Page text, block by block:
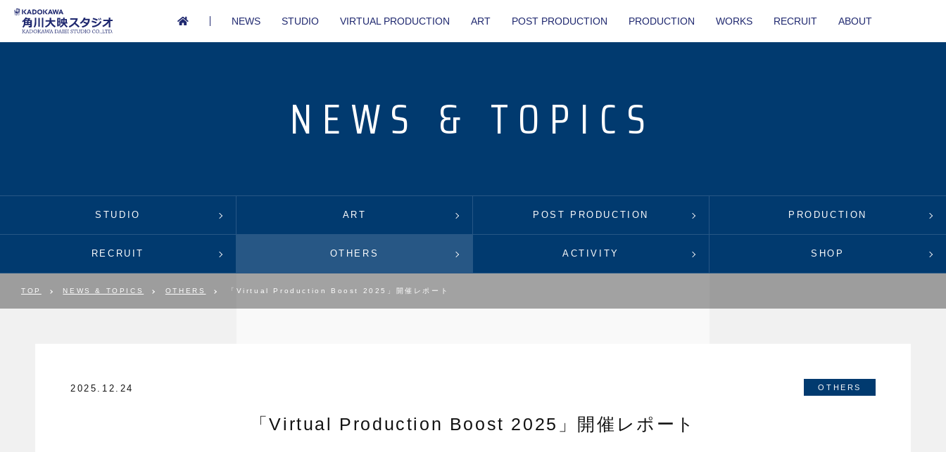
NEWS STUDIO VIRTUAL PRODUCTION ART POST PRODUCTION PRODUCTION WORKS RECRUIT ABOUT
NEWS & TOPICS
STUDIO ART POST PRODUCTION PRODUCTION
RECRUIT OTHERS ACTIVITY SHOP
TOP NEWS & TOPICS OTHERS 「Virtual Production Boost 2025」開催レポート
2025.12.24 OTHERS
「Virtual Production Boost 2025」開催レポート